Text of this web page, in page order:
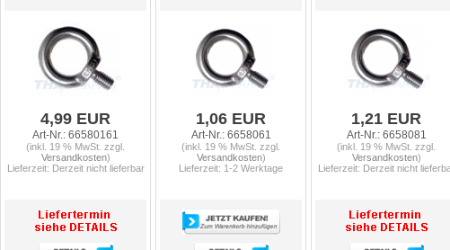
4,99 EUR
Art-Nr.: 66580161
(inkl. 19 % MwSt. zzgl.
Versandkosten)
Lieferzeit: Derzeit nicht lieferbar
1,06 EUR
Art-Nr.: 6658061
(inkl. 19 % MwSt. zzgl.
Versandkosten)
Lieferzeit: 1-2 Werktage
1,21 EUR
Art-Nr.: 6658081
(inkl. 19 % MwSt. zzgl.
Versandkosten)
Lieferzeit: Derzeit nicht